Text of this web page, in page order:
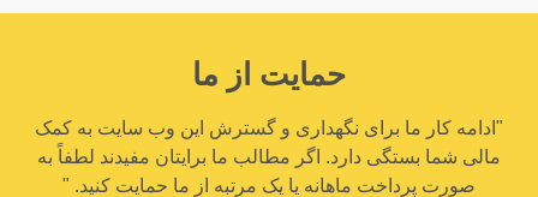
حمایت از ما
"ادامه کار ما برای نگهداری و گسترش این وب سایت به کمک
مالی شما بستگی دارد. اگر مطالب ما برایتان مفیدند لطفاً به
صورت پرداخت ماهانه یا یک مرتبه از ما حمایت کنید. "